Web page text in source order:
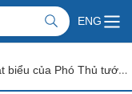
ENG
Phát biểu của Phó Thủ tướng, Bộ trưởng tại buổi Lễ khai trương cửa khẩu quốc tế La Lay